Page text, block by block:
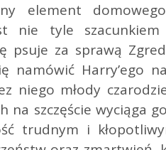
element
nie tyle
psuje za sprawą
namówić Harry’ego
niego młody
na szczęście wyciąga
trudnym i